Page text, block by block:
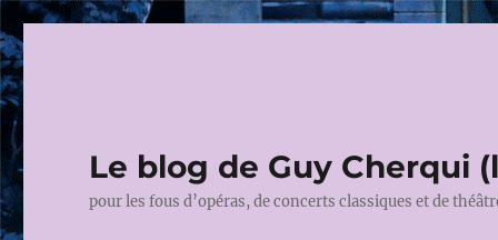
Le blog de Guy Cherqui
pour les fous d’opéras, de concerts classiques et de